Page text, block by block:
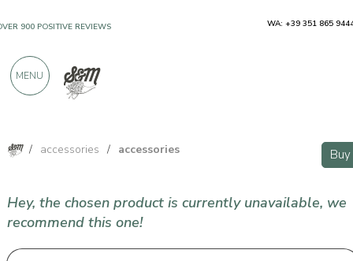
/ accessories / accessories Buy
Hey, the chosen product is currently unavailable, we
recommend this one!
900 POSITIVE REVIEWS WA: +39 351 865
MENU